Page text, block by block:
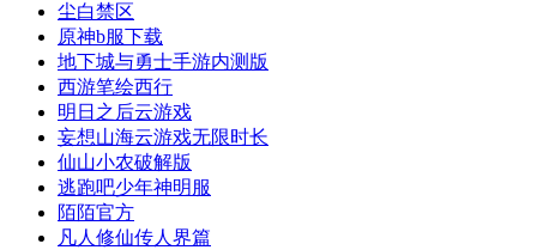
尘白禁区
原神b服下载
地下城与勇士手游内测版
西游笔绘西行
明日之后云游戏
妄想山海云游戏无限时长
仙山小农破解版
逃跑吧少年神明服
陌陌官方
凡人修仙传人界篇